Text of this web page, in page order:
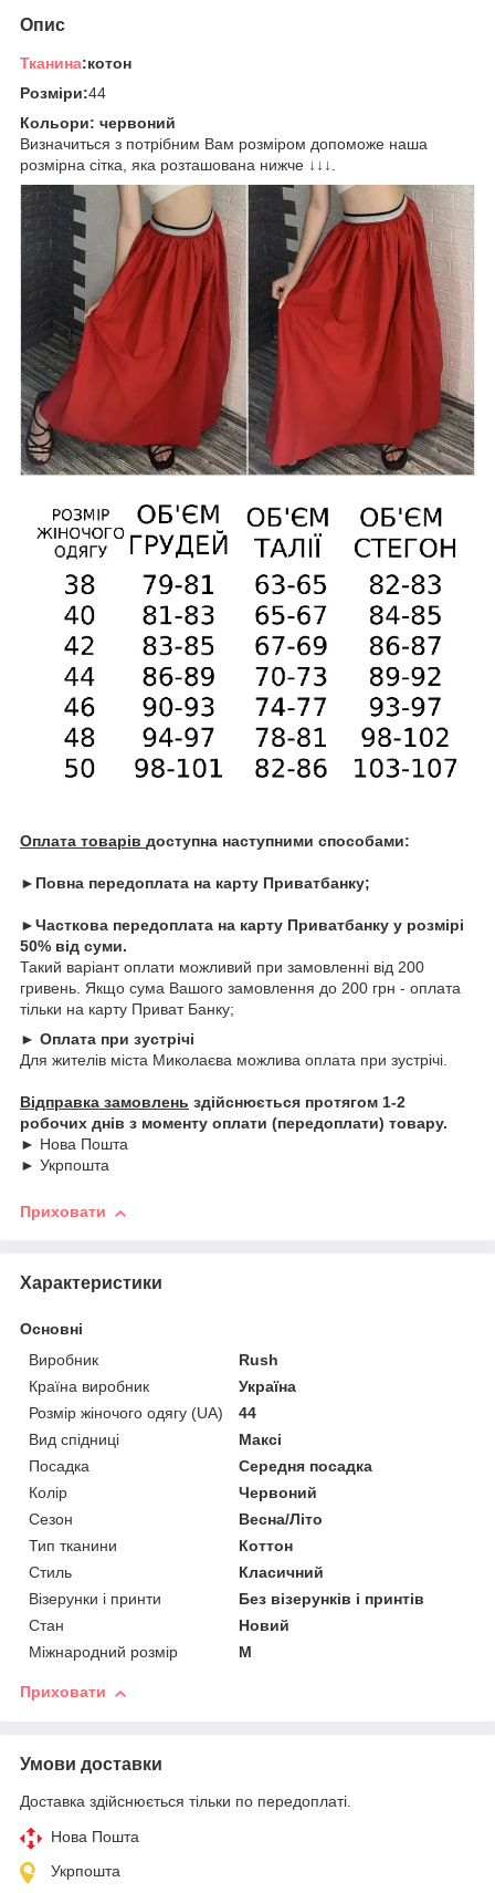
Опис
Тканина:котон
Розміри:44
Кольори: червоний
Визначиться з потрібним Вам розміром допоможе наша
розмірна сітка, яка розташована нижче ↓↓↓.
Оплата товарів доступна наступними способами:
►Повна передоплата на карту Приватбанку;
►Часткова передоплата на карту Приватбанку у розмірі
50% від суми.
Такий варіант оплати можливий при замовленні від 200
гривень. Якщо сума Вашого замовлення до 200 грн - оплата
тільки на карту Приват Банку;
► Оплата при зустрічі
Для жителів міста Миколаєва можлива оплата при зустрічі.
Відправка замовлень здійснюється протягом 1-2
робочих днів з моменту оплати (передоплати) товару.
► Нова Пошта
► Укрпошта
Приховати
Характеристики
Основні
Виробник
Rush
Країна виробник
Україна
Розмір жіночого одягу (UA)
44
Вид спідниці
Максі
Посадка
Середня посадка
Колір
Червоний
Сезон
Весна/Літо
Тип тканини
Коттон
Стиль
Класичний
Візерунки і принти
Без візерунків і принтів
Стан
Новий
Міжнародний розмір
M
Приховати
Умови доставки
Доставка здійснюється тільки по передоплаті.
Нова Пошта
Укрпошта